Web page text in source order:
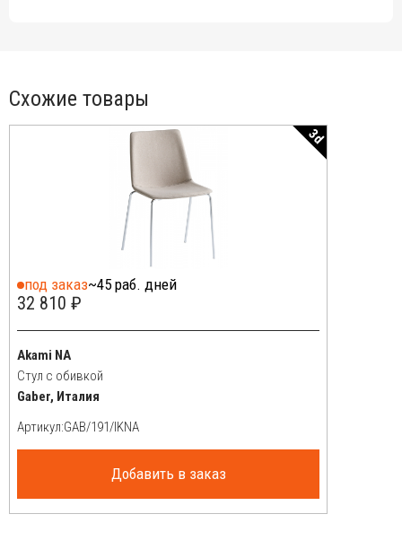
Схожие товары
3d
под заказ~45 раб. дней
32 810 ₽
Akami NA
Cтул с обивкой
Gaber, Италия
Артикул:
Добавить в заказ